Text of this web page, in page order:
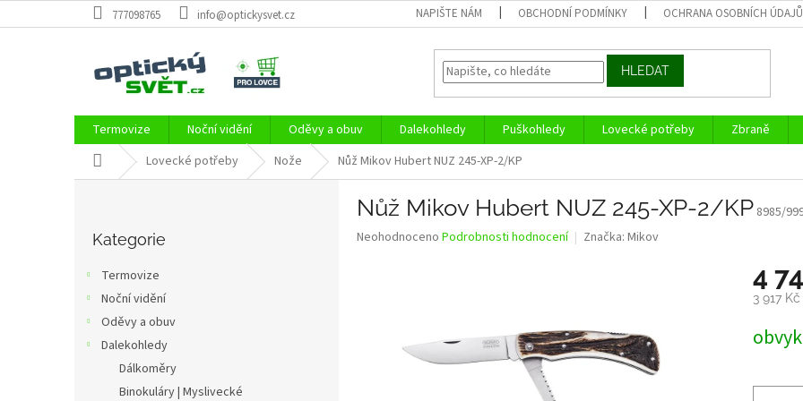
na
777098765 info@optickysvet.cz NAPIŠTE NÁM OBCHODNÍ PODMÍNKY OCHRANA OSOBNÍCH ÚDAJŮ
HLEDAT
Termovize Noční vidění Oděvy a obuv Dalekohledy Puškohledy Lovecké potřeby Zbraně
Domů Lovecké potřeby Nože Nůž Mikov Hubert NUZ 245-XP-2/KP
kategorie
Kategorie
Termovize
Noční vidění
Oděvy a obuv
Dalekohledy
Dálkoměry
Binokuláry | Myslivecké
Nůž Mikov Hubert NUZ 245-XP-2/KP 8985/
Průměrné
hvězdiček.
Neohodnoceno Podrobnosti hodnocení Značka: Mikov
4
3 917
cena: